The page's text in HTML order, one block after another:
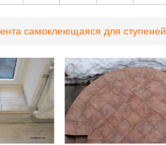
самоклеющаяся для ступеней